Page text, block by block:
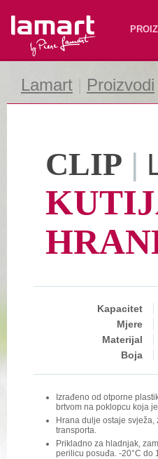
Lamart
Lamart Proizvodi
CLIP |
Kapacitet
Mjere
Materijal
Boja
Izrađeno od otporne
brtvom na poklopcu koja
Hrana dulje ostaje
transporta.
Prikladno za hladnjak,
perilicu posuđa. -20°C do